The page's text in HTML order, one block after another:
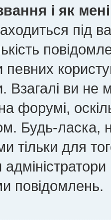
і як
під
певних
Взагалі ви
форумі,
Будь-
тільки для
повідомлень.